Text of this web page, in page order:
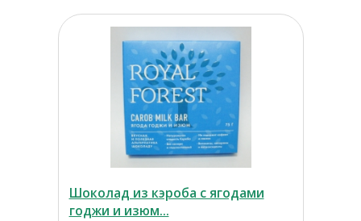
Шоколад из кэроба с ягодами
годжи и изюм...